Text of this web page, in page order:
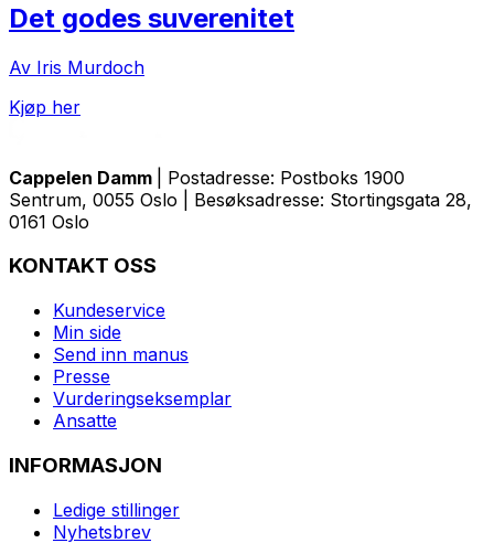
Det godes suverenitet
Av Iris Murdoch
Kjøp her
Cappelen Damm
| Postadresse: Postboks 1900
Sentrum, 0055 Oslo | Besøksadresse: Stortingsgata 28,
0161 Oslo
KONTAKT OSS
Kundeservice
Min side
Send inn manus
Presse
Vurderingseksemplar
Ansatte
INFORMASJON
Ledige stillinger
Nyhetsbrev